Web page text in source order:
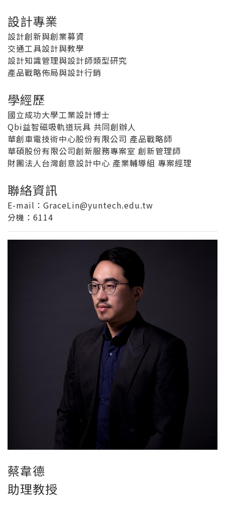
設計專業
設計創新與創業募資
交通工具設計與教學
設計知識管理與設計師類型研究
產品戰略佈局與設計行銷
學經歷
國立成功大學工業設計博士
Qbi益智磁吸軌道玩具 共同創辦人
華創車電技術中心股份有限公司 產品戰略師
華碩股份有限公司創新服務專案室 創新管理師
財團法人台灣創意設計中心 產業輔導組 專案經理
聯絡資訊
E-mail：GraceLin@yuntech.edu.tw
分機 ：6114
蔡韋德
助理教授